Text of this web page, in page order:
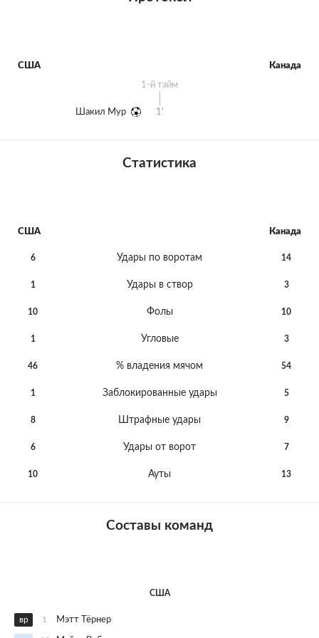
США Канада
1-й тайм
Шакил Мур 1'
Статистика
США Канада
6 Удары по воротам 14
1 Удары в створ 3
10 Фолы 10
1 Угловые 3
46 % владения мячом 54
1 Заблокированные удары 5
8 Штрафные удары 9
6 Удары от ворот 7
10 Ауты 13
Составы команд
США
вр 1 Мэтт Тёрнер